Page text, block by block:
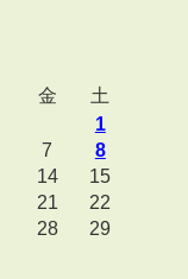
金
土
1
7
8
14
15
21
22
28
29